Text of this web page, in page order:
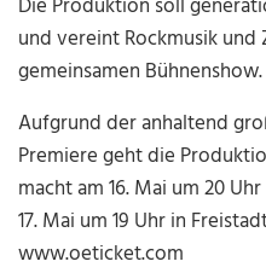
Die Produktion soll
und vereint Rockmusik und
gemeinsamen Bühnenshow.
Aufgrund der anhaltend
Premiere geht die
macht am 16. Mai um 20
17. Mai um 19 Uhr in
www.oeticket.com